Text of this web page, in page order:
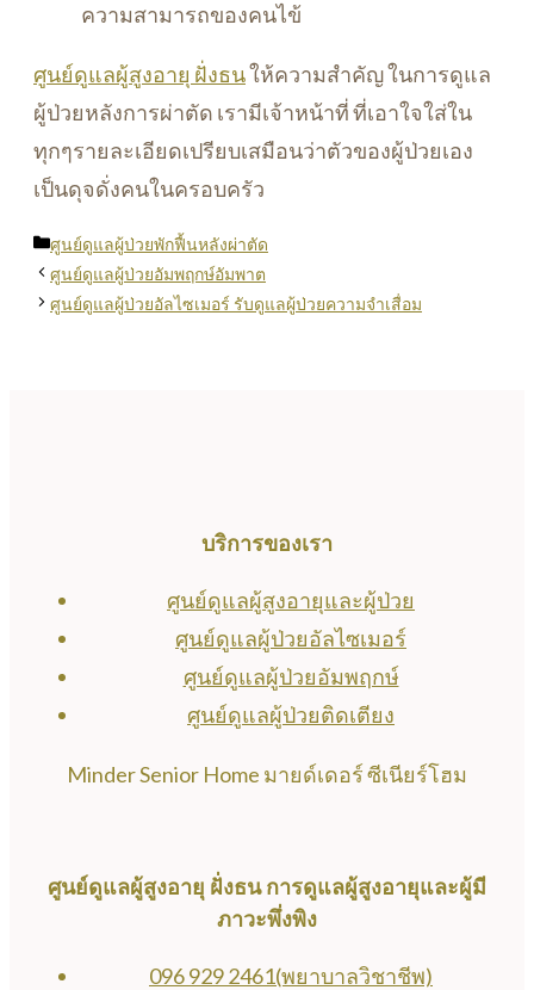
ความสามารถของคนไข้
ศูนย์ดูแลผู้สูงอายุ ฝั่งธนให้ความสำคัญ ในการดูแล
ผู้ป่วยหลังการผ่าตัด เรามีเจ้าหน้าที่ ที่เอาใจใส่ใน
ทุกๆรายละเอียดเปรียบเสมือนว่าตัวของผู้ป่วยเอง
เป็นดุจดั่งคนในครอบครัว
Categories
ศูนย์ดูแลผู้ป่วยพักฟื้นหลังผ่าตัด
ศูนย์ดูแลผู้ป่วยอัมพฤกษ์อัมพาต
ศูนย์ดูแลผู้ป่วยอัลไซเมอร์ รับดูแลผู้ป่วยความจำเสื่อม
บริการของเรา
ศูนย์ดูแลผู้สูงอายุและผู้ป่วย
ศูนย์ดูแลผู้ป่วยอัลไซเมอร์
ศูนย์ดูแลผู้ป่วยอัมพฤกษ์
ศูนย์ดูแลผู้ป่วยติดเตียง
Minder Senior Home มายด์เดอร์ ซีเนียร์โฮม
ศูนย์ดูแลผู้สูงอายุ ฝั่งธน การดูแลผู้สูงอายุและผู้มี
ภาวะพึ่งพิง
096 929 2461(พยาบาลวิชาชีพ)